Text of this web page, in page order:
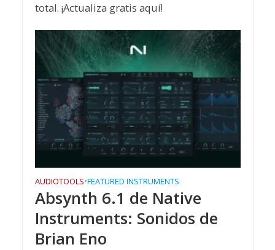
total. ¡Actualiza gratis aquí!
AUDIOTOOLS•FEATURED INSTRUMENTS
Absynth 6.1 de Native
Instruments: Sonidos de
Brian Eno